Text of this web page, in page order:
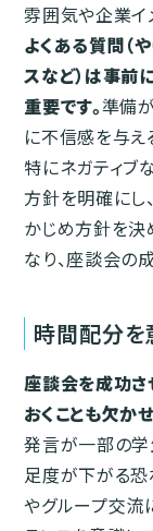
雰囲気や企業イ
よくある質問（
スなど）は事前
重要です。準備
に不信感を与え
特にネガティブ
方針を明確にし
かじめ方針を決
なり、座談会の
時間配分を
座談会を成功さ
おくことも欠か
発言が一部の学
足度が下がる恐
やグループ交流